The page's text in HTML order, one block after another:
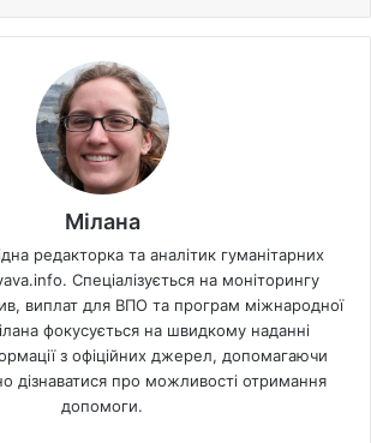
Мілана
редакторка та аналітик гуманітарних
Спеціалізується на моніторингу
виплат для ВПО та програм міжнародної
фокусується на швидкому наданні
з офіційних джерел, допомагаючи
дізнаватися про можливості отримання
допомоги.